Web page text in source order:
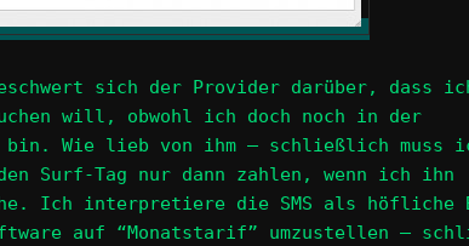
sich der Provider darüber, dass
will, obwohl ich doch noch in der
bin. Wie lieb von ihm – schließlich muss
Surf-Tag nur dann zahlen, wenn ich ihn
Ich interpretiere die SMS als höfliche
auf “Monatstarif” umzustellen –